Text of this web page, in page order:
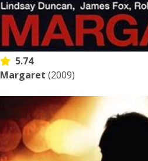
5.74
Margaret (2009)